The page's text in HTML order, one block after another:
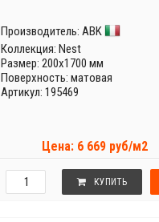
Производитель: ABK
Коллекция: Nest
Размер: 200x1700 мм
Поверхность: матовая
Артикул: 195469
Цена: 6 669 руб/м2
КУПИТЬ